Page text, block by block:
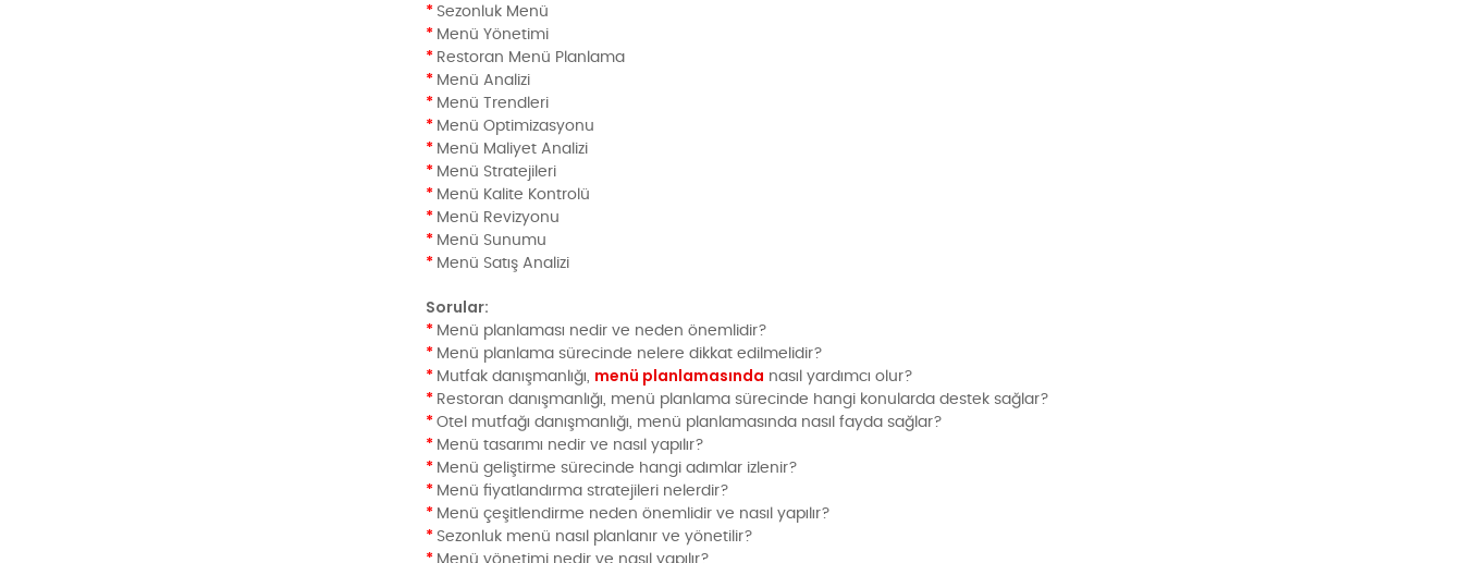
* Sezonluk Menü
* Menü Yönetimi
* Restoran Menü Planlama
* Menü Analizi
* Menü Trendleri
* Menü Optimizasyonu
* Menü Maliyet Analizi
* Menü Stratejileri
* Menü Kalite Kontrolü
* Menü Revizyonu
* Menü Sunumu
* Menü Satış Analizi
Sorular:
* Menü planlaması nedir ve neden önemlidir?
* Menü planlama sürecinde nelere dikkat edilmelidir?
* Mutfak danışmanlığı, menü planlamasında nasıl yardımcı olur?
* Restoran danışmanlığı, menü planlama sürecinde hangi konularda destek sağlar?
* Otel mutfağı danışmanlığı, menü planlamasında nasıl fayda sağlar?
* Menü tasarımı nedir ve nasıl yapılır?
* Menü geliştirme sürecinde hangi adımlar izlenir?
* Menü fiyatlandırma stratejileri nelerdir?
* Menü çeşitlendirme neden önemlidir ve nasıl yapılır?
* Sezonluk menü nasıl planlanır ve yönetilir?
Menü yönetimi nedir ve nasıl yapılır?